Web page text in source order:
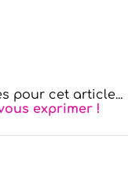
pour cet article...
exprimer !